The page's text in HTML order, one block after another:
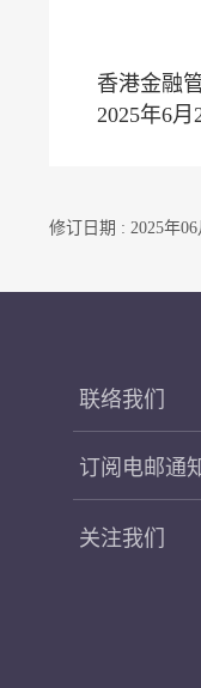
香港金融
2025年6月
修订日期 : 2025年06
联络我们
订阅电邮通
关注我们